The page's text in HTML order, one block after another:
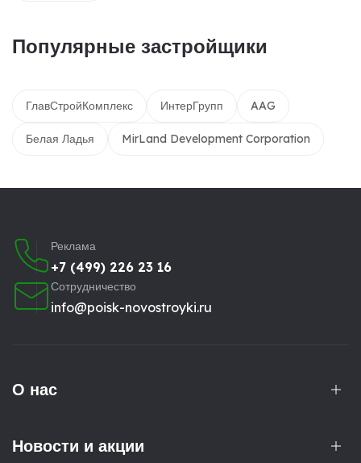
Популярные застройщики
ГлавСтройКомплекс ИнтерГрупп AAG
Белая Ладья MirLand Development Corporation
Реклама
+7 (499) 226 23 16
Сотрудничество
info@poisk-novostroyki.ru
О нас
Новости и акции